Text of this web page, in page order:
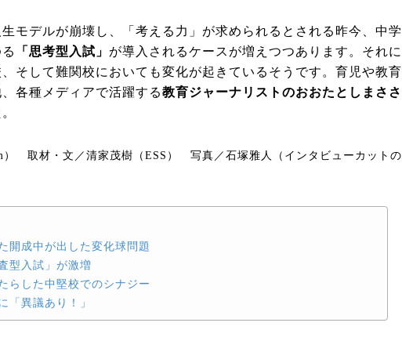
モデルが崩壊し、「考える力」が求められるとされる昨今、中学
「思考型入試」 が導入されるケースが増えつつあります。それに
そして難関校においても変化が起きているそうです。育児や教育
各種メディアで活躍する教育ジャーナリストのおおたとしまささ
） 取材・文／清家茂樹（ESS） 写真／石塚雅人（インタビューカットの
開成中が出した変化球問題
型入試」が激増
らした中堅校でのシナジー
「異議あり！」